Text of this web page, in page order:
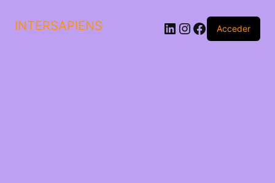
INTERSAPIENS LinkedIn
Instagram
Facebook
Acceder